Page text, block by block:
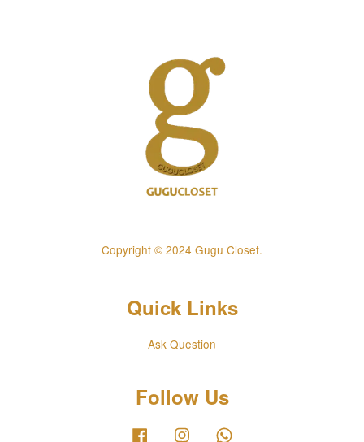
Copyright © 2024 Gugu Closet.
Quick Links
Ask Question
Follow Us
Facebook Instagram